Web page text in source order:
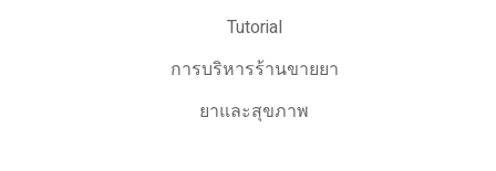
Tutorial
การบริหารร้านขายยา
ยาและสุขภาพ